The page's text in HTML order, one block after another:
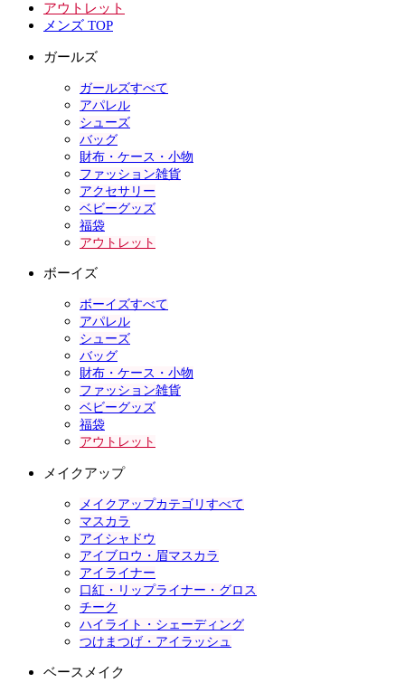
アウトレット
メンズ TOP
ガールズ
ガールズすべて
アパレル
シューズ
バッグ
財布・ケース・小物
ファッション雑貨
アクセサリー
ベビーグッズ
福袋
アウトレット
ボーイズ
ボーイズすべて
アパレル
シューズ
バッグ
財布・ケース・小物
ファッション雑貨
ベビーグッズ
福袋
アウトレット
メイクアップ
メイクアップカテゴリすべて
マスカラ
アイシャドウ
アイブロウ・眉マスカラ
アイライナー
口紅・リップライナー・グロス
チーク
ハイライト・シェーディング
つけまつげ・アイラッシュ
ベースメイク